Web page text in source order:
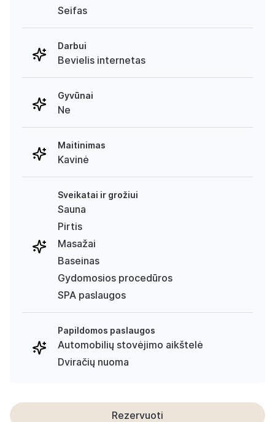
Seifas
Darbui
Bevielis internetas
Gyvūnai
Ne
Maitinimas
Kavinė
Sveikatai ir grožiui
Sauna
Pirtis
Masažai
Baseinas
Gydomosios procedūros
SPA paslaugos
Papildomos paslaugos
Automobilių stovėjimo aikštelė
Dviračių nuoma
Rezervuoti